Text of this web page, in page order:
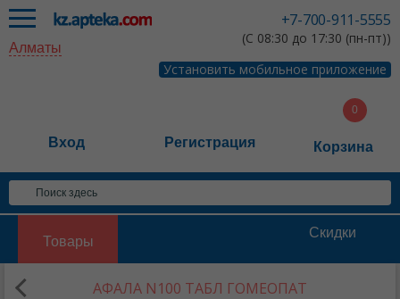
+7-700-911-5555
(С 08:30 до 17:30 (пн-пт))
Установить мобильное приложение
Алматы
Вход Регистрация Корзина
Товары
Скидки
АФАЛА N100 ТАБЛ ГОМЕОПАТ